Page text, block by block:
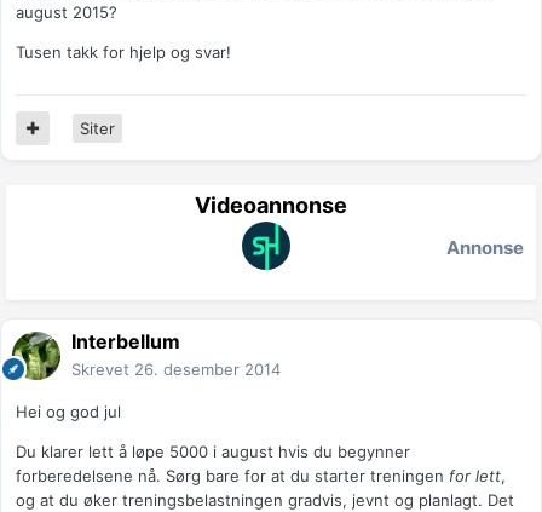
august 2015?
Tusen takk for hjelp og svar!
Siter
Videoannonse
Annonse
Interbellum
Skrevet 26. desember 2014
Hei og god jul
Du klarer lett å løpe 5000 i august hvis du begynner
forberedelsene nå. Sørg bare for at du starter treningen for lett,
og at du øker treningsbelastningen gradvis, jevnt og planlagt. Det